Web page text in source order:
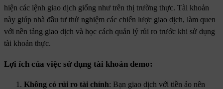
hiện các lệnh giao dịch giống như trên thị trường thực. Tài khoản
này giúp nhà đầu tư thử nghiệm các chiến lược giao dịch, làm quen
với nền tảng giao dịch và học cách quản lý rủi ro trước khi sử dụng
tài khoản thực.
Lợi ích của việc sử dụng tài khoản demo:
Không có rủi ro tài chính: Bạn giao dịch với tiền ảo nên